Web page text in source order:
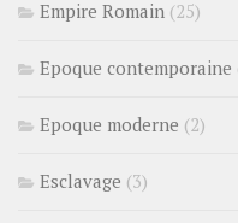
Empire Romain (25)
Epoque contemporaine
Epoque moderne (2)
Esclavage (3)